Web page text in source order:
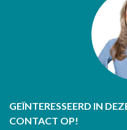
GEÏNTERESSEERD IN
CONTACT OP!